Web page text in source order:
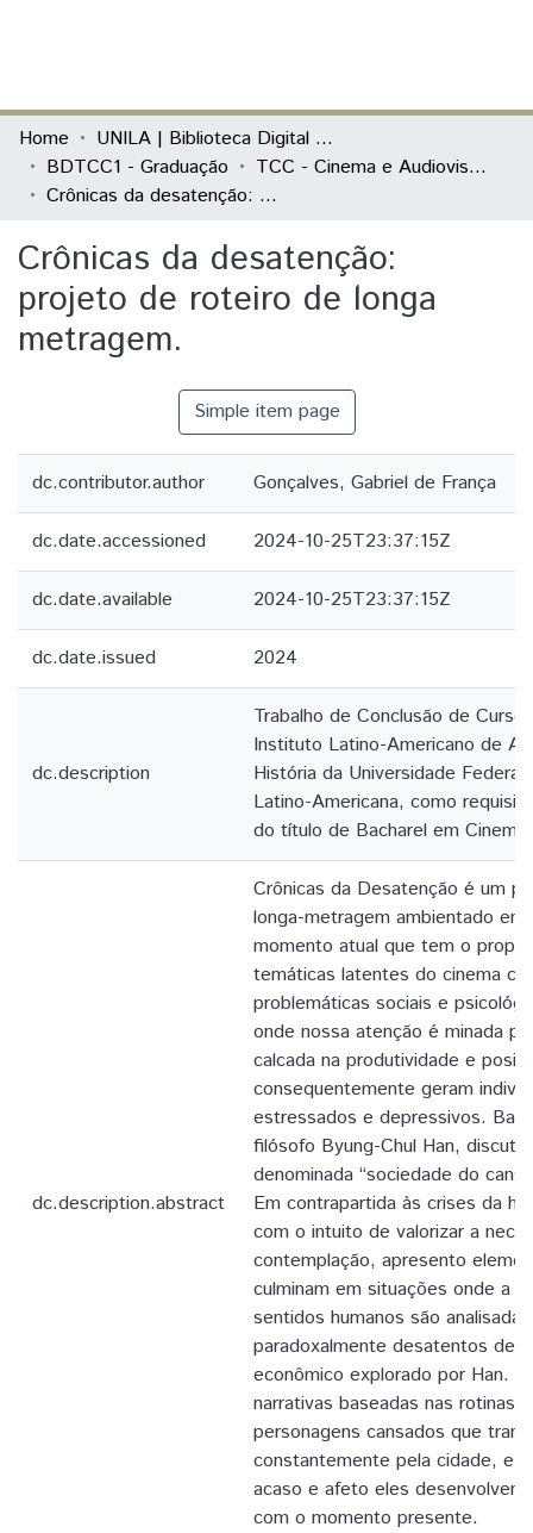
Communities & Collections
All of DSpace
Home
UNILA | Biblioteca Digital de Trabalhos de Conclusão de Curso
BDTCC1 - Graduação
TCC - Cinema e Audiovisual - Artigo ou TCC
Crônicas da desatenção: projeto de roteiro de longa metragem.
Crônicas da desatenção:
projeto de roteiro de longa
metragem.
Simple item page
dc.contributor.author Gonçalves, Gabriel de França
dc.date.accessioned 2024-10-25T23:37:15Z
dc.date.available 2024-10-25T23:37:15Z
dc.date.issued 2024
dc.description
Trabalho de Conclusão de
Instituto Latino-Americano de
História da Universidade Federal
Latino-Americana, como
do título de Bacharel em
dc.description.abstract
Crônicas da Desatenção é um
longa-metragem ambientado
momento atual que tem o
temáticas latentes do cinema
problemáticas sociais e
onde nossa atenção é minada
calcada na produtividade e
consequentemente geram
estressados e depressivos.
filósofo Byung-Chul Han,
denominada “sociedade do
Em contrapartida às crises da
com o intuito de valorizar a
contemplação, apresento
culminam em situações onde a
sentidos humanos são
paradoxalmente desatentos
econômico explorado por Han.
narrativas baseadas nas rotinas
personagens cansados que
constantemente pela cidade, e
acaso e afeto eles desenvolvem
com o momento presente.